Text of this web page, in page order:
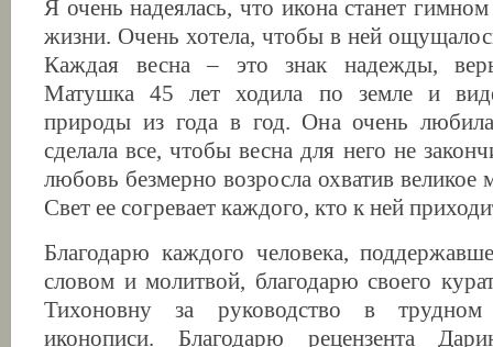
Я очень надеялась, что икона станет
жизни. Очень хотела, чтобы в ней
Каждая весна – это знак надежды,
Матушка 45 лет ходила по земле и
природы из года в год. Она очень
сделала все, чтобы весна для него не
любовь безмерно возросла охватив
Свет ее согревает каждого, кто к ней
Благодарю каждого человека,
словом и молитвой, благодарю своего
Тихоновну за руководство в
иконописи. Благодарю рецензента